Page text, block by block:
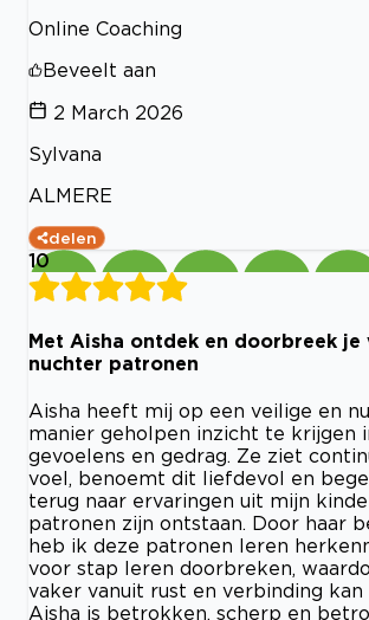
Online Coaching
Beveelt aan
2 March 2026
Sylvana
ALMERE
delen
10
Met Aisha ontdek en doorbreek je
nuchter patronen
Aisha heeft mij op een veilige en
manier geholpen inzicht te krijgen
gevoelens en gedrag. Ze ziet
voel, benoemt dit liefdevol en
terug naar ervaringen uit mijn
patronen zijn ontstaan. Door haar
heb ik deze patronen leren
voor stap leren doorbreken,
vaker vanuit rust en verbinding kan
Aisha is betrokken, scherp en